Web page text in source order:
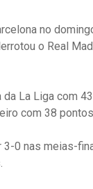
no
o Real
La Liga com
com 38
0 nas meias-